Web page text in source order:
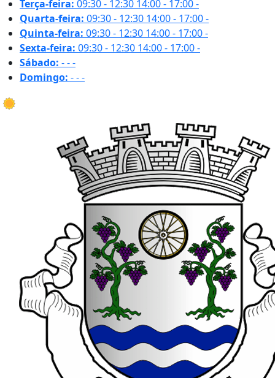
Terça-feira: 09:30 - 12:30 14:00 - 17:00-
Quarta-feira: 09:30 - 12:30 14:00 - 17:00-
Quinta-feira: 09:30 - 12:30 14:00 - 17:00-
Sexta-feira: 09:30 - 12:30 14:00 - 17:00-
Sábado: ---
Domingo: ---